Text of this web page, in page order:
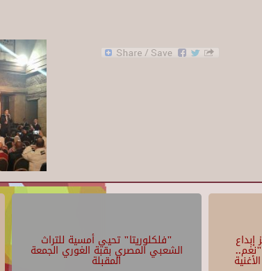
"فلكلوريتا" تحيي أمسية للتراث
الشعبي المصري بقبة الغوري الجمعة
المقبلة